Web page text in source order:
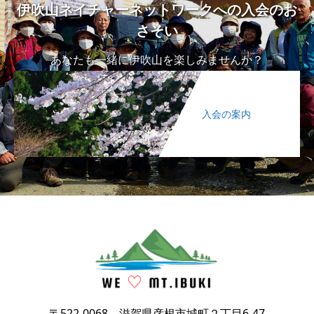
伊吹山ネイチャーネットワークへの入会のお
さそい
あなたも一緒に伊吹山を楽しみませんか？
入会の案内